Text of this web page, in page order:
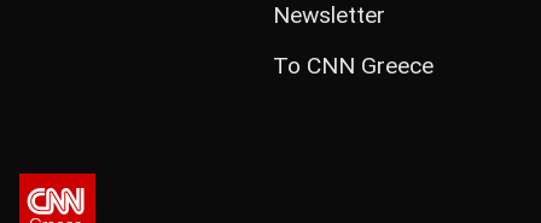
Newsletter
Το CNN Greece